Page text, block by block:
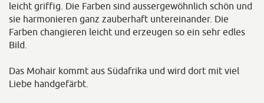
leicht griffig. Die Farben sind aussergewöhnlich schön und
sie harmonieren ganz zauberhaft untereinander. Die
Farben changieren leicht und erzeugen so ein sehr edles
Bild.
Das Mohair kommt aus Südafrika und wird dort mit viel
Liebe handgefärbt.